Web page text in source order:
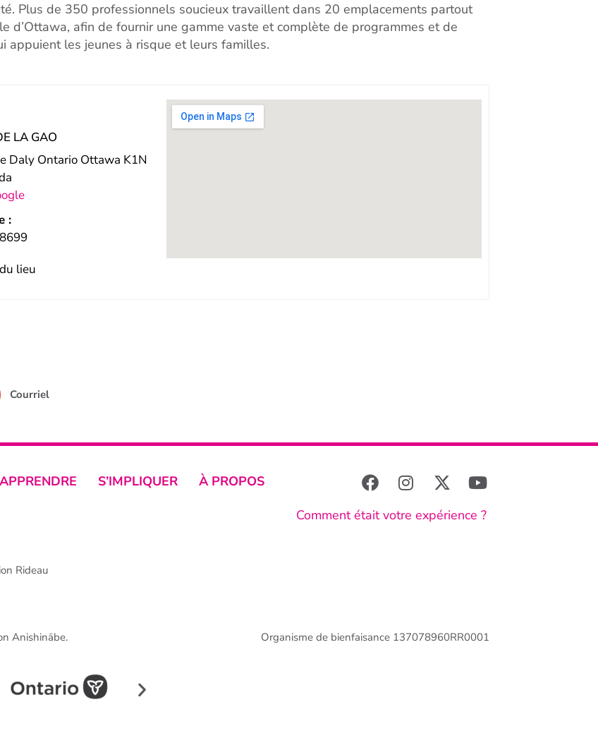
Plus de 350 professionnels soucieux travaillent dans 20 emplacements partout
d’Ottawa, afin de fournir une gamme vaste et complète de programmes et de
appuient les jeunes à risque et leurs familles.
LA GAO
Daly Ontario Ottawa K1N
:
lieu
Courriel
APPRENDRE S’IMPLIQUER
À PROPOS
Comment était votre expérience ?
Rideau
Anishinābe. Organisme de bienfaisance 137078960RR0001